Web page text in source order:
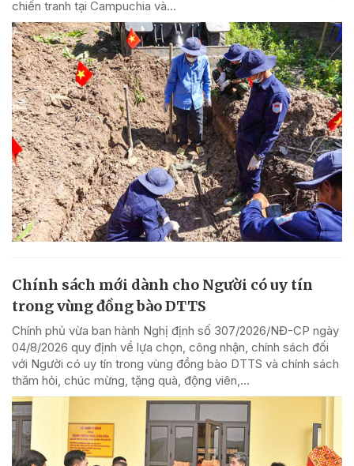
chiến tranh tại Campuchia và...
Chính sách mới dành cho Người có uy tín
trong vùng đồng bào DTTS
Chính phủ vừa ban hành Nghị định số 307/2026/NĐ-CP ngày
04/8/2026 quy định về lựa chọn, công nhận, chính sách đối
với Người có uy tín trong vùng đồng bào DTTS và chính sách
thăm hỏi, chúc mừng, tặng quà, động viên,...